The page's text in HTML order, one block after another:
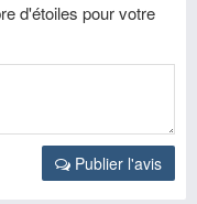
d'étoiles pour votre
Publier l'avis